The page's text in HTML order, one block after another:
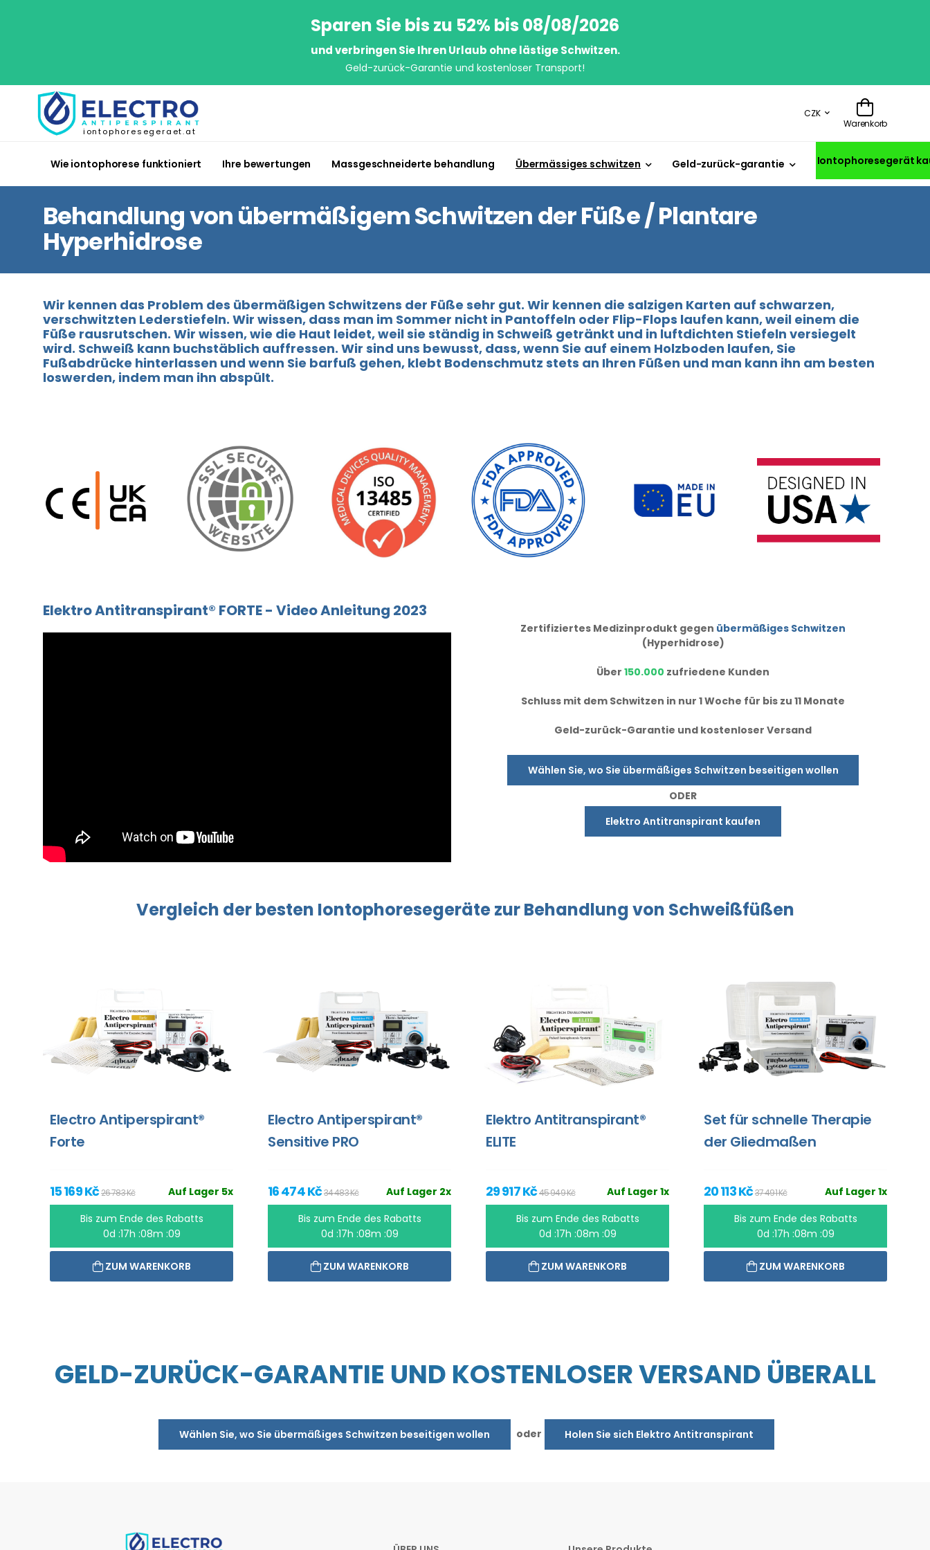
Sparen Sie bis zu 52% bis 08/08/2026
und verbringen Sie Ihren Urlaub ohne lästige Schwitzen.
Geld-zurück-Garantie und kostenloser Transport!
iontophoresegeraet.at
CZK
Warenkorb
Wie iontophorese funktioniert Ihre bewertungen Massgeschneiderte behandlung Übermässiges schwitzen Geld-zurück-garantie Iontophoresegerät
Behandlung von übermäßigem Schwitzen der Füße / Plantare
Hyperhidrose
Wir kennen das Problem des übermäßigen Schwitzens der Füße sehr gut. Wir kennen die salzigen Karten auf schwarzen,
verschwitzten Lederstiefeln. Wir wissen, dass man im Sommer nicht in Pantoffeln oder Flip-Flops laufen kann, weil einem die
Füße rausrutschen. Wir wissen, wie die Haut leidet, weil sie ständig in Schweiß getränkt und in luftdichten Stiefeln versiegelt
wird. Schweiß kann buchstäblich auffressen. Wir sind uns bewusst, dass, wenn Sie auf einem Holzboden laufen, Sie
Fußabdrücke hinterlassen und wenn Sie barfuß gehen, klebt Bodenschmutz stets an Ihren Füßen und man kann ihn am besten
loswerden, indem man ihn abspült.
Elektro Antitranspirant® FORTE - Video Anleitung 2023
Zertifiziertes Medizinprodukt gegen übermäßiges Schwitzen
(Hyperhidrose)
Über 150.000 zufriedene Kunden
Schluss mit dem Schwitzen in nur 1 Woche für bis zu 11 Monate
Geld-zurück-Garantie und kostenloser Versand
Wählen Sie, wo Sie übermäßiges Schwitzen beseitigen wollen
ODER
Elektro Antitranspirant kaufen
Vergleich der besten Iontophoresegerätezur Behandlungvon Schweißfüßen
Electro Antiperspirant®
Forte
Auf Lager 5x
15 169 Kč26 783 Kč
Bis zum Ende des Rabatts
0d :17h :08m :09
ZUM WARENKORB
Electro Antiperspirant®
Sensitive PRO
Auf Lager 2x
16 474 Kč34 483 Kč
Bis zum Ende des Rabatts
0d :17h :08m :09
ZUM WARENKORB
Elektro Antitranspirant®
ELITE
Auf Lager 1x
29 917 Kč45 949 Kč
Bis zum Ende des Rabatts
0d :17h :08m :09
ZUM WARENKORB
Set für schnelle Therapie
der Gliedmaßen
Auf Lager 1x
20 113 Kč37 491 Kč
Bis zum Ende des Rabatts
0d :17h :08m :09
ZUM WARENKORB
GELD-ZURÜCK-GARANTIE UND KOSTENLOSER VERSAND ÜBERALL
Wählen Sie, wo Sie übermäßiges Schwitzen beseitigen wollen oder Holen Sie sich Elektro Antitranspirant